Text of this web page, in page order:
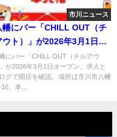
市川ニュース
幡にバー「CHILL OUT（チ
ウト）」が2026年3月1日オ
ン｜駅近の新店
にバー「CHILL OUT（チルアウ
が2026年3月1日オープン。求人と
グで開店を確認。場所は市川市八幡
、本...